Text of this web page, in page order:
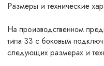
Размеры и технические
На производственном
типа 33 с боковым
следующих размерах и